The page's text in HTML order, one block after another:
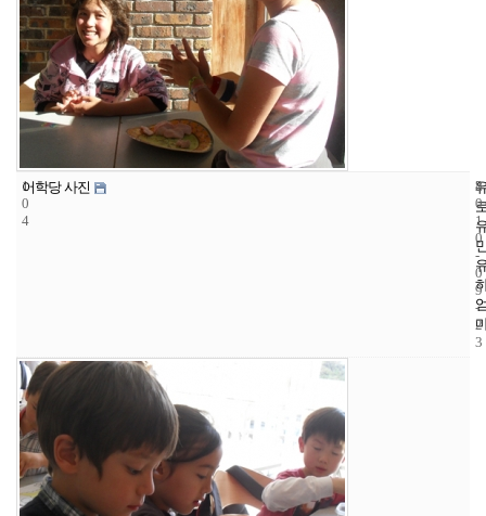
1
0
4
어학당 사진 8
2
0
1
0
-
0
9
-
2
3